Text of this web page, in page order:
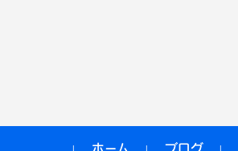
コンテンツに移動
ホーム ブログ